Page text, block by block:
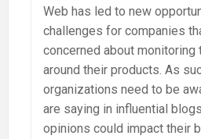
Web has led to new
challenges for companies
concerned about
around their products. As
organizations need to be
are saying in influential
opinions could impact their